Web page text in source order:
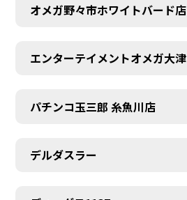
オメガ野々市ホワイトバード店
エンターテイメントオメガ大津
パチンコ玉三郎 糸魚川店
デルダスラー